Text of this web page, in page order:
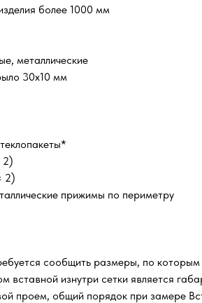
более 1000 мм
металлические
30х10 мм
2)
2)
прижимы по периметру
сообщить размеры, по
вставной изнутри сетки является
проем, общий порядок при замере